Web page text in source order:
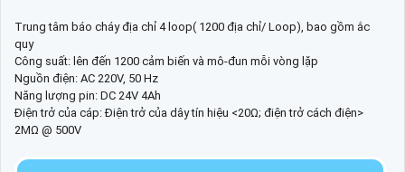
Trung tâm báo cháy địa chỉ 4 loop( 1200 địa chỉ/ Loop), bao gồm ắc
quy
Công suất: lên đến 1200 cảm biến và mô-đun mỗi vòng lặp
Nguồn điện: AC 220V, 50 Hz
Năng lượng pin: DC 24V 4Ah
Điện trở của cáp: Điện trở của dây tín hiệu <20Ω; điện trở cách điện>
2MΩ @ 500V